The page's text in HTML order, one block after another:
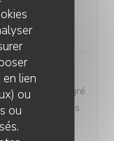
lien
ou
ou
Qualité / Prix
et
On voyage au gré
l’équipe !) et les
!